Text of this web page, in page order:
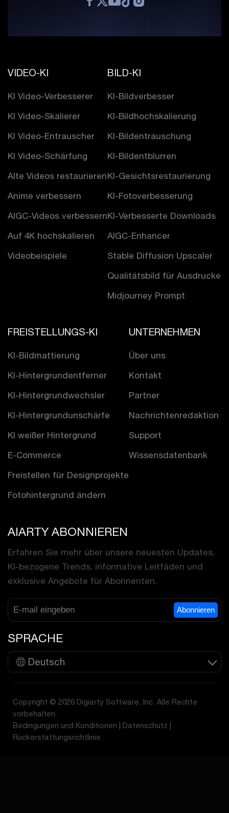
VIDEO-KI
KI Video-Verbesserer
KI Video-Skalierer
KI Video-Entrauscher
KI Video-Schärfung
Alte Videos restaurieren
Anime verbessern
AIGC-Videos verbessern
Auf 4K hochskalieren
Videobeispiele
BILD-KI
KI-Bildverbesser
KI-Bildhochskalierung
KI-Bildentrauschung
KI-Bildentblurren
KI-Gesichtsrestaurierung
KI-Fotoverbesserung
KI-Verbesserte Downloads
AIGC-Enhancer
Stable Diffusion Upscaler
Qualitätsbild für Ausdrucke
Midjourney Prompt
FREISTELLUNGS-KI
KI-Bildmattierung
KI-Hintergrundentferner
KI-Hintergrundwechsler
KI-Hintergrundunschärfe
KI weißer Hintergrund
E-Commerce
Freistellen für Designprojekte
Fotohintergrund ändern
UNTERNEHMEN
Über uns
Kontakt
Partner
Nachrichtenredaktion
Support
Wissensdatenbank
AIARTY ABONNIEREN
Erfahren Sie mehr über unsere neuesten Updates,
KI-bezogene Trends, informative Leitfäden und
exklusive Angebote für Abonnenten.
Abonnieren
SPRACHE
Deutsch
Copyright © 2026 Digiarty Software, Inc. Alle Rechte
vorbehalten.
Bedingungen und Konditionen
Datenschutz
Rückerstattungsrichtlinie